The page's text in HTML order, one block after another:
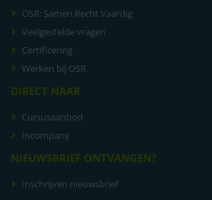
OSR: Samen Recht.Vaardig
Veelgestelde vragen
Certificering
Werken bij OSR
DIRECT NAAR
Cursusaanbod
Incompany
NIEUWSBRIEF ONTVANGEN?
Inschrijven nieuwsbrief